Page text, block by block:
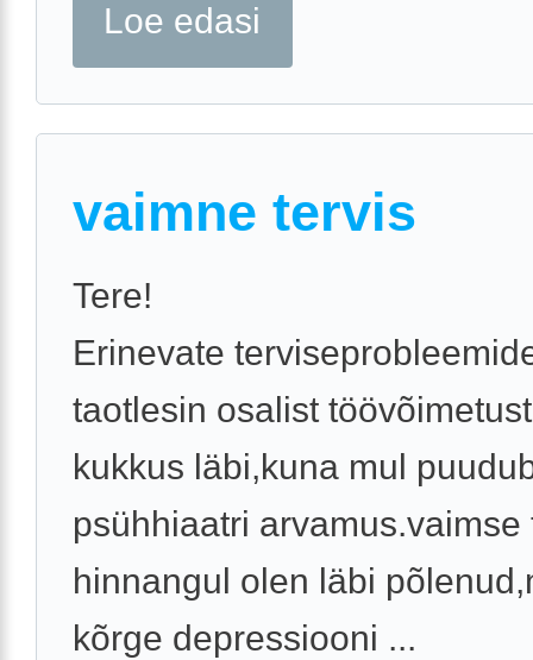
Loe edasi
vaimne tervis
Tere!
Erinevate
taotlesin osalist
kukkus läbi,kuna mul
psühhiaatri arvamus.vaimse
hinnangul olen läbi
kõrge depressiooni ...